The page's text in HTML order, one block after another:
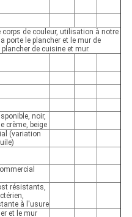
corps de couleur, utilisation à notre
porte le plancher et le mur de
de cuisine et mur.
noir,
crème, beige
(variation
résistants,
à l'usure
et le mur